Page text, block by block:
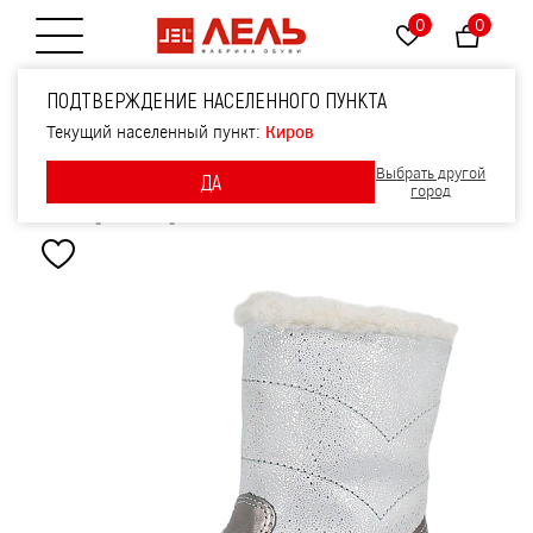
Открытие меню 0 0
ПОДТВЕРЖДЕНИЕ НАСЕЛЕННОГО ПУНКТА
Текущий населенный пункт: Киров
ДА
Выбрать другой
город
Сапожки малодетские,
артикул 2105, цвет
т.серебро